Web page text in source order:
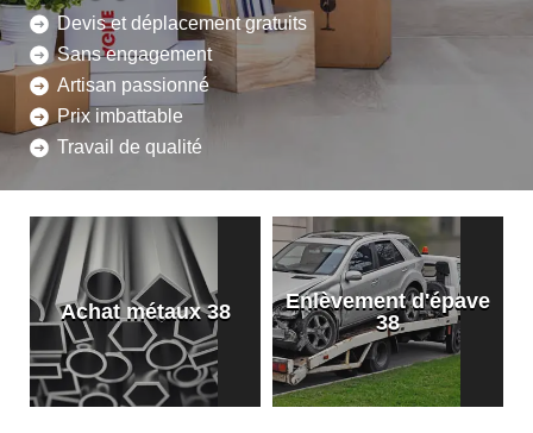
Devis et déplacement gratuits
Sans engagement
Artisan passionné
Prix imbattable
Travail de qualité
Achat métaux 38
Enlèvement d'épave
38